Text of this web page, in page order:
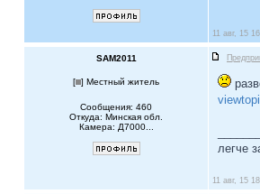
11 авг, 15
SAM2011
[ ] Местный житель
Сообщения: 460
Откуда: Минская обл.
Камера: Д7000...
легче
11 авг, 15